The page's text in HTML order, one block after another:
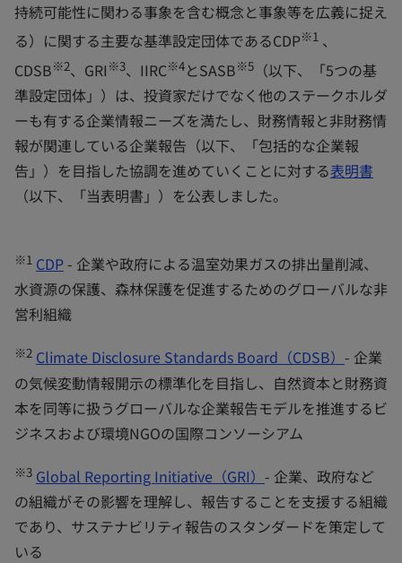
持続可能性に関わる事象を含む概念と事象等を広義に捉え
る）に関する主要な基準設定団体であるCDP※1 、
CDSB※2、GRI ※3、IIRC※4とSASB※5 （以下、「5つの基
準設定団体」）は、投資家だけでなく他のステークホルダ
ーも有する企業情報ニーズを満たし、財務情報と非財務情
報が関連している企業報告（以下、「包括的な企業報
告」）を目指した協調を進めていくことに対する表明書
（以下、「当表明書」）を公表しました。
※1 CDP- 企業や政府による温室効果ガスの排出量削減、
水資源の保護、森林保護を促進するためのグローバルな非
営利組織
※2 Climate Disclosure Standards Board（CDSB） - 企業
の気候変動情報開示の標準化を目指し、自然資本と財務資
本を同等に扱うグローバルな企業報告モデルを推進するビ
ジネスおよび環境NGOの国際コンソーシアム
※3 Global Reporting Initiative（GRI） - 企業、政府など
の組織がその影響を理解し、報告することを支援する組織
であり、サステナビリティ報告のスタンダードを策定して
いる